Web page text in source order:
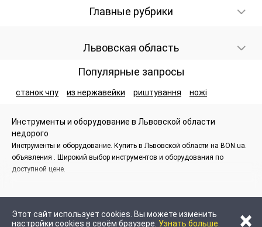
Главные рубрики
Львовская область
Популярные запросы
станок чпу из нержавейки риштування ножі
Этот сайт использует cookies. Вы можете изменить
настройки cookies в своём браузере. Узнать больше. ×
Инструменты и оборудование в Львовской области
недорого
Инструменты и оборудование. Купить в Львовской области на BON.ua.
объявления . Широкий выбор инструментов и оборудования по
доступной цене.